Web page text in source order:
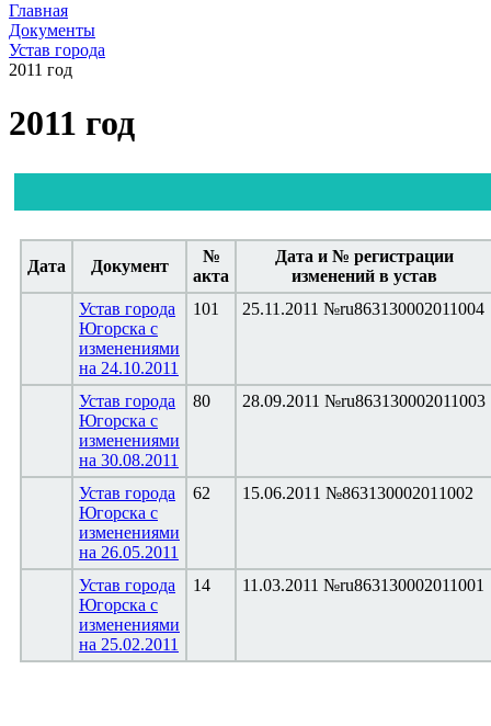
Главная
Документы
Устав города
2011 год
2011 год
Дата Документ
№
акта
Дата и № регистрации
изменений в устав
Устав города
Югорска с
изменениями
на 24.10.2011
101 25.11.2011 №ru863130002011004
Устав города
Югорска с
изменениями
на 30.08.2011
80 28.09.2011 №ru863130002011003
Устав города
Югорска с
изменениями
на 26.05.2011
62 15.06.2011 №863130002011002
Устав города
Югорска с
изменениями
на 25.02.2011
14 11.03.2011 №ru863130002011001